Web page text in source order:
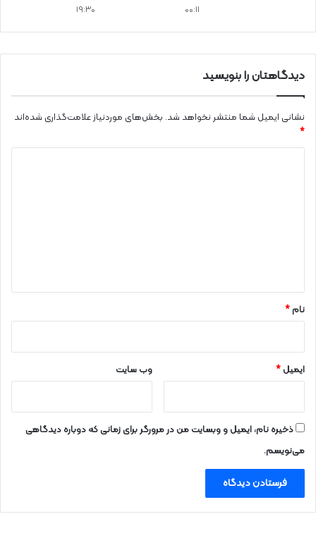
00:11
19:30
دیدگاهتان را بنویسید
نشانی ایمیل شما منتشر نخواهد شد. بخش‌های موردنیاز علامت‌گذاری شده‌اند
*
نام*
ایمیل* وب‌ سایت
ذخیره نام، ایمیل و وبسایت من در مرورگر برای زمانی که دوباره دیدگاهی
می‌نویسم.